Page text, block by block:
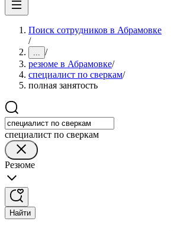
Поиск сотрудников в Абрамовке
/
... /
резюме в Абрамовке/
специалист по сверкам/
полная занятость
специалист по сверкам
Резюме
Найти